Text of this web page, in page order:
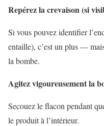
Repérez la crevaison (si
Si vous pouvez identifier
entaille), c’est un plus —
la bombe.
Agitez vigoureusement la
Secouez le flacon pendant
le produit à l’intérieur.